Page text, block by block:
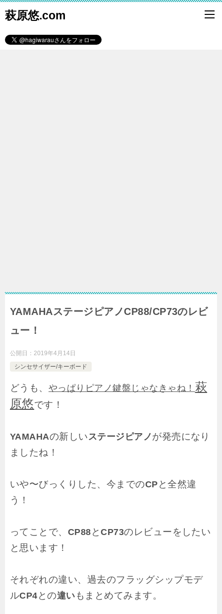
萩原悠.com
YAMAHAステージピアノCP88/CP73のレビ
ュー！
公開日： 2019年4月14日
シンセサイザー/キーボード
どうも、 やっぱりピアノ鍵盤じゃなきゃね！ 萩
原悠です！
YAMAHAの新しいステージピアノ が発売になり
ましたね！
いや〜びっくりした、今までのCP と全然違
う！
ってことで、 CP88 とCP73のレビューをしたい
と思います！
それぞれの違い、過去のフラッグシップモデ
ルCP4 との違い もまとめてみます。